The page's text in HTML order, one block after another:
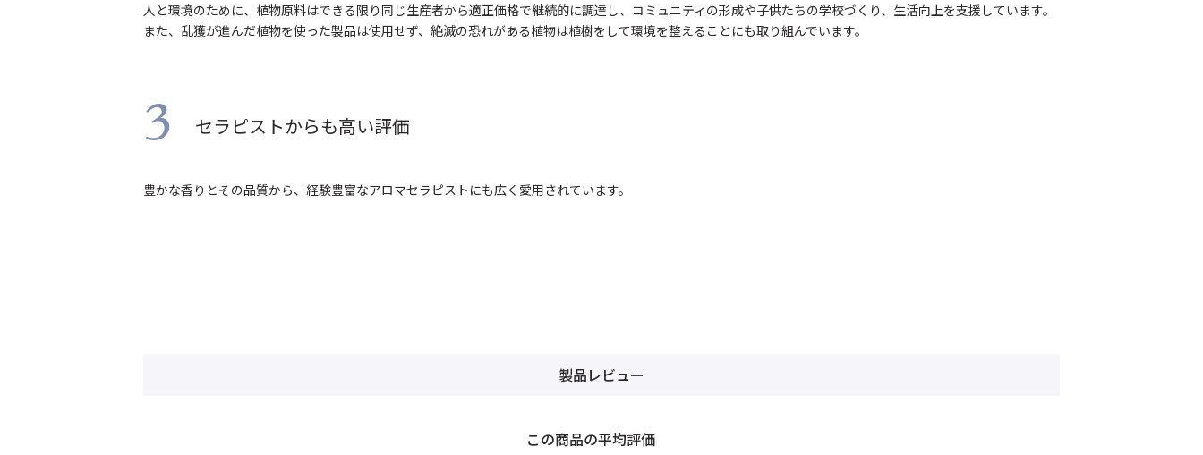
人と環境のために、植物原料はできる限り同じ生産者から適正価格で継続的に調達し、コミュニティの形成や子供たちの学校づくり、生活向上を支援しています。
また、乱獲が進んだ植物を使った製品は使用せず、絶滅の恐れがある植物は植樹をして環境を整えることにも取り組んでいます。
3 セラピストからも高い評価
豊かな香りとその品質から、経験豊富なアロマセラピストにも広く愛用されています。
製品レビュー